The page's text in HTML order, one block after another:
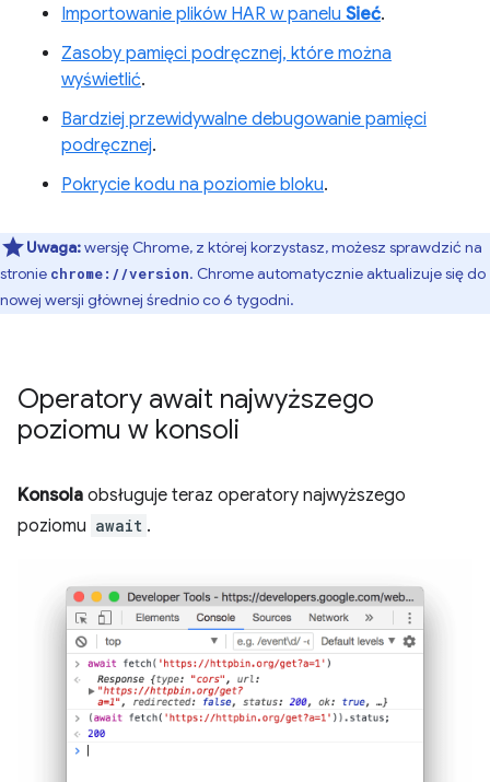
Importowanie plików HAR w panelu Sieć.
Zasoby pamięci podręcznej, które można
wyświetlić.
Bardziej przewidywalne debugowanie pamięci
podręcznej.
Pokrycie kodu na poziomie bloku.
Uwaga:wersję Chrome, z której korzystasz, możesz sprawdzić na
stronie chrome://version. Chrome automatycznie aktualizuje się do
nowej wersji głównej średnio co 6 tygodni.
Operatory await najwyższego
poziomu w konsoli
Konsola obsługuje teraz operatory najwyższego
poziomu await .